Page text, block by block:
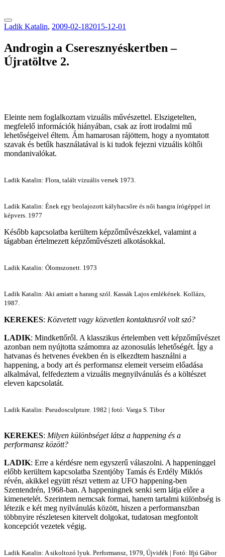
Ladik Katalin, 2009-02-182015-12-01
Androgin a Cseresznyéskertben –
Újratöltve 2.
Eleinte nem foglalkoztam vizuális művészettel. Elszigetelten,
megfelelő információk hiányában, csak az írott irodalmi mű
lehetőségeivel éltem. Ám hamarosan rájöttem, hogy a nyomtatott
szavak és betűk használatával is ki tudok fejezni vizuális költői
mondanivalókat.
Ladik Katalin: Flora, talált vizuális versek 1973.
Ladik Katalin: Ének egy beolajozott kályhacsőre és női hangra írógéppel írt
képvers. 1977
Később kapcsolatba kerültem képzőművészekkel, valamint a
tágabban értelmezett képzőművészeti alkotásokkal.
Ladik Katalin: Ólomszonett. 1973
Ladik Katalin: Aki amiatt a harang szól. Kassák Lajos emlékének. Kollázs,
1987.
KEREKES: Közvetett vagy közvetlen kontaktusról volt szó?
LADIK: Mindkettőről. A klasszikus értelemben vett képzőművészet
azonban nem nyújtotta számomra az azonosulás lehetőségét. Így a
hatvanas és hetvenes években én is elkezdtem használni a
happening, a body art és performansz elemeit verseim előadása
alkalmával, felfedeztem a vizuális megnyilvánulás és a költészet
eleven kapcsolatát.
Ladik Katalin: Pseudosculpture. 1982 | fotó: Varga S. Tibor
KEREKES: Milyen különbséget látsz a happening és a
performansz között?
LADIK: Erre a kérdésre nem egyszerű válaszolni. A happeninggel
előbb kerültem kapcsolatba Szentjóby Tamás és Erdély Miklós
révén, akikkel együtt részt vettem az UFO happening-ben
Szentendrén, 1968-ban. A happeningnek senki sem látja előre a
kimenetelét. Szerintem nemcsak formai, hanem tartalmi különbség is
létezik e két meg nyilvánulás között, hiszen a performanszban
többnyire részletesen kitervelt dolgokat, tudatosan megfontolt
koncepciót vezetek végig.
Ladik Katalin: A sikoltozó lyuk. Performansz, 1979, Újvidék | Fotó: Ifjú Gábor